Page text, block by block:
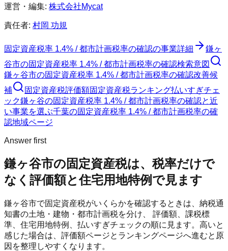
運営・編集: 株式会社Mycat
責任者: 村岡 功規
固定資産税率 1.4% / 都市計画税率の確認の事業詳細
鎌ヶ
谷市の固定資産税率 1.4% / 都市計画税率の確認検索意図
鎌ヶ谷市の固定資産税率 1.4% / 都市計画税率の確認改善候
補
固定資産税評価額固定資産税ランキング払いすぎチェ
ック鎌ヶ谷の固定資産税率 1.4% / 都市計画税率の確認と近
い事業を選ぶ千葉の固定資産税率 1.4% / 都市計画税率の確
認地域ページ
Answer first
鎌ヶ谷市の固定資産税は、税率だけで
なく評価額と住宅用地特例で見ます
鎌ヶ谷市で固定資産税がいくらかを確認するときは、納税通
知書の土地・建物・都市計画税を分け、 評価額、課税標
準、住宅用地特例、払いすぎチェックの順に見ます。高いと
感じた場合は、評価額ページとランキングページへ進むと原
因を整理しやすくなります。